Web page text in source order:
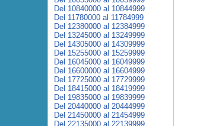
Del 10840000 al 10844999
Del 11780000 al 11784999
Del 12380000 al 12384999
Del 13245000 al 13249999
Del 14305000 al 14309999
Del 15255000 al 15259999
Del 16045000 al 16049999
Del 16600000 al 16604999
Del 17725000 al 17729999
Del 18415000 al 18419999
Del 19835000 al 19839999
Del 20440000 al 20444999
Del 21450000 al 21454999
Del 22135000 al 22139999